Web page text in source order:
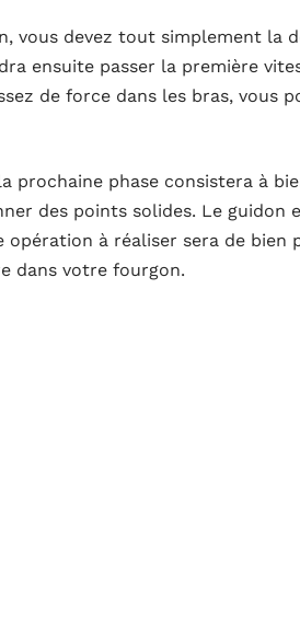
vous devez tout simplement la
ensuite passer la première
de force dans les bras, vous
prochaine phase consistera à
des points solides. Le guidon
à réaliser sera de bien
dans votre fourgon.